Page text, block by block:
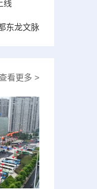
线
东龙文脉
看更多 >